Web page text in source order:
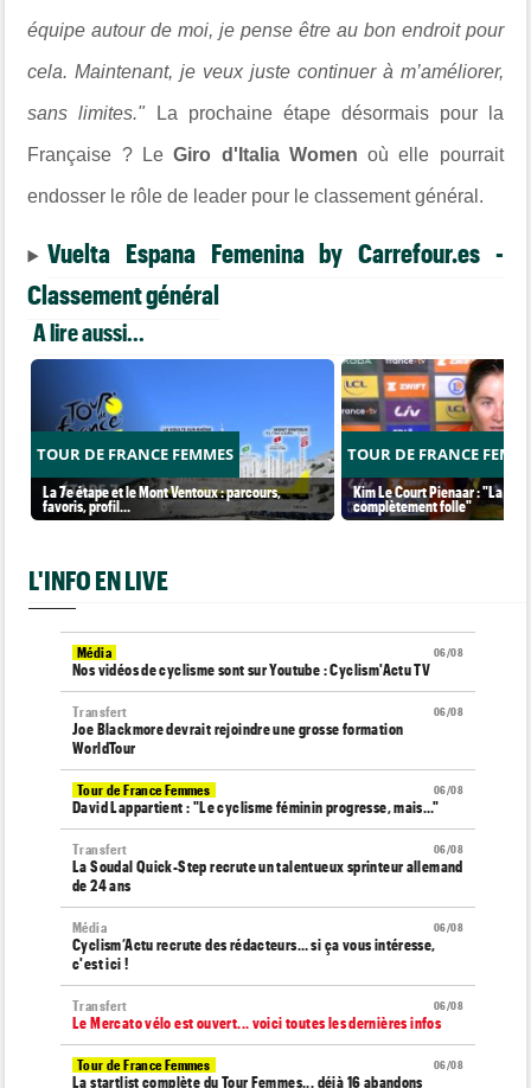
équipe autour de moi, je pense être au bon endroit pour
cela. Maintenant, je veux juste continuer à m’améliorer,
sans limites." La prochaine étape désormais pour la
Française ? LeGiro d'Italia Womenoù elle pourrait
endosser le rôle de leader pour le classement général.
Vuelta Espana Femenina by Carrefour.es -
Classement général
A lire aussi...
TOUR DE FRANCE FEMMES
La 7e étape et le Mont Ventoux : parcours,
favoris, profil…
TOUR DE FRANCE
Kim Le Court Pienaar : "La
complètement folle"
L'INFO EN LIVE
06/08
Média
Nos vidéos de cyclisme sont sur Youtube : Cyclism'Actu TV
06/08
Transfert
Joe Blackmore devrait rejoindre une grosse formation
WorldTour
06/08
Tour de France Femmes
David Lappartient : "Le cyclisme féminin progresse, mais…"
06/08
Transfert
La Soudal Quick-Step recrute un talentueux sprinteur allemand
de 24 ans
06/08
Média
Cyclism’Actu recrute des rédacteurs… si ça vous intéresse,
c'est ici !
06/08
Transfert
Le Mercato vélo est ouvert... voici toutes les dernières infos
06/08
Tour de France Femmes
La startlist complète du Tour Femmes... déjà 16 abandons